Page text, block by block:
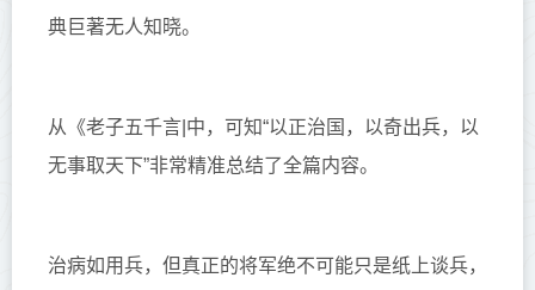
典巨著无人知晓。
从《老子五千言|中，可知“以正治国，以奇出兵，以
无事取天下”非常精准总结了全篇内容。
治病如用兵， 但真正的将军绝不可能只是纸上谈兵，